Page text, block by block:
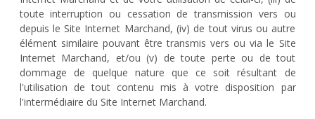
toute interruption ou cessation de transmission vers ou
depuis le Site Internet Marchand, (iv) de tout virus ou autre
élément similaire pouvant être transmis vers ou via le Site
Internet Marchand, et/ou (v) de toute perte ou de tout
dommage de quelque nature que ce soit résultant de
l'utilisation de tout contenu mis à votre disposition par
l'intermédiaire du Site Internet Marchand.